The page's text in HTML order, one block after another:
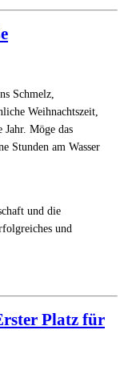
Schmelz,
Weihnachtszeit,
Jahr. Möge das
Stunden am Wasser
und die
und
Platz für